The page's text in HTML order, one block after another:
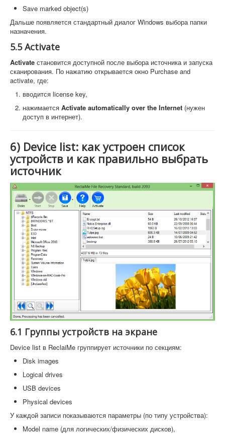
Save marked object(s)
Дальше появляется стандартный диалог Windows выбора папки
назначения.
5.5 Activate
Activate становится доступной после выбора источника и запуска
сканирования. По нажатию открывается окно Purchase and
activate, где:
вводится license key,
нажимается Activate automatically over the Internet (нужен
доступ в интернет).
6) Device list: как устроен список
устройств и как правильно выбрать
источник
6.1 Группы устройств на экране
Device list в ReclaiMe группирует источники по секциям:
Disk images
Logical drives
USB devices
Physical devices
У каждой записи показываются параметры (по типу устройства):
Model name (для логических/физических дисков),